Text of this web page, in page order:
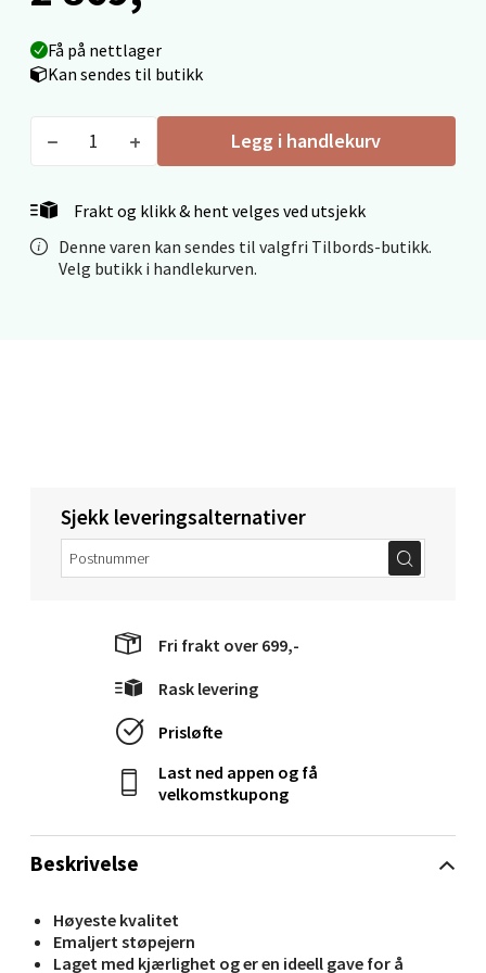
Få på nettlager
Kan sendes til butikk
Legg i handlekurv
Frakt og klikk & hent velges ved utsjekk
Denne varen kan sendes til valgfri Tilbords-butikk.
Velg butikk i handlekurven.
Beskrivelse
Høyeste kvalitet
Emaljert støpejern
Laget med kjærlighet og er en ideell gave for å
Sjekk leveringsalternativer
Fri frakt over 699,-
Rask levering
Prisløfte
Last ned appen og få
velkomstkupong
Mo i Rana - Thon Senter Mo i Rana
Fridtjof Nansensgate 22, 8622 Mo i Rana
Åpent i dag 09-19
Velg
Molde - Moldetorget
Torget 1, 6413 Molde
Åpent i dag 10-20
0 i butikk
Narvik - Thon Senter Malmporten
Bolagsgata 1, 8514 Narvik